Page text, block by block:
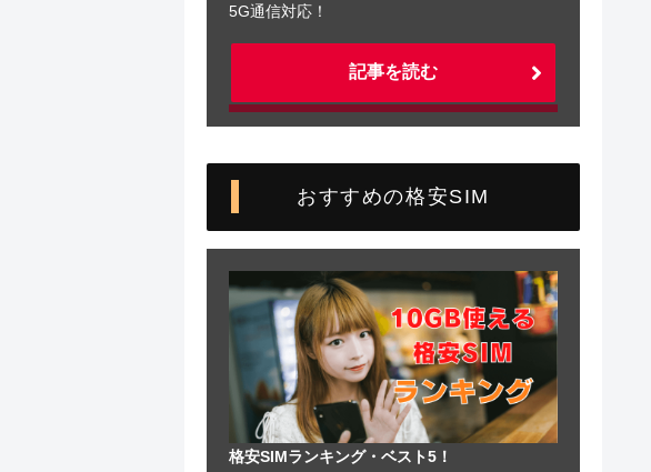
5G通信対応！
記事を読む
おすすめの格安SIM
格安SIMランキング・ベスト5！